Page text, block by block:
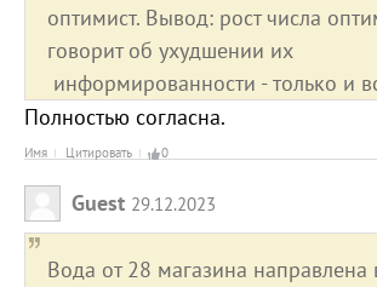
оптимист. Вывод: рост числа
говорит об ухудшении их
информированности - только и
Полностью согласна.
Имя Цитировать 0
Guest 29.12.2023
Вода от 28 магазина направлена